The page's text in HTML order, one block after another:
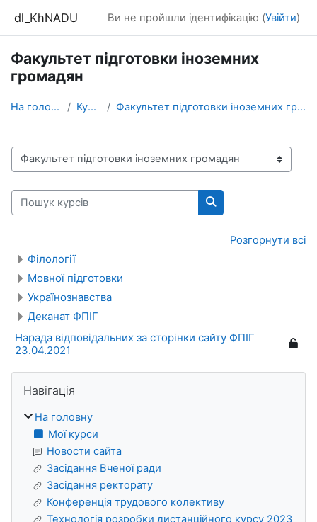
dl_KhNADU Ви не пройшли ідентифікацію (Увійти)
Факультет підготовки іноземних
громадян
На головну Курси Факультет підготовки іноземних громадян
Категорії курсів
Пошук курсів
Пошук курсів
Розгорнути всі
Філології
Мовної підготовки
Українознавства
Деканат ФПІГ
Нарада відповідальних за сторінки сайту ФПІГ
23.04.2021
Блоки
Навігація
На головну
Мої курси
Новости сайта
Засідання Вченої ради
Засідання ректорату
Конференція трудового колективу
Технологія розробки дистанційного курсу 2023